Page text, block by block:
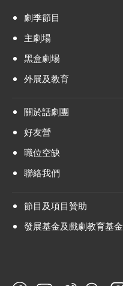
劇季節目
主劇場
黑盒劇場
外展及教育
關於話劇團
好友營
職位空缺
聯絡我們
節目及項目贊助
發展基金及戲劇教育基金